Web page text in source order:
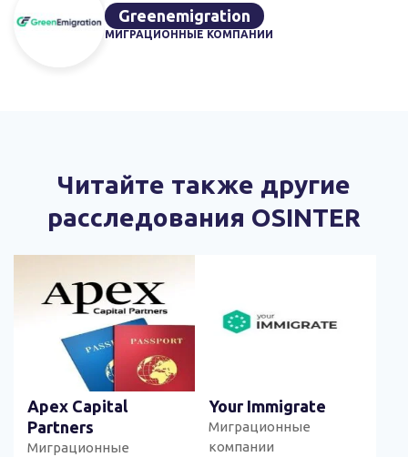
Greenemigration
МИГРАЦИОННЫЕ КОМПАНИИ
Читайте также другие
расследования OSINTER
Apex Capital
Partners
Миграционные
Your Immigrate
Миграционные
компании